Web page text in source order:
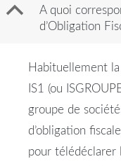
B
A quoi
d’Obligation
Habituellement
IS1 (ou
groupe de
d’obligation
pour télédéclarer